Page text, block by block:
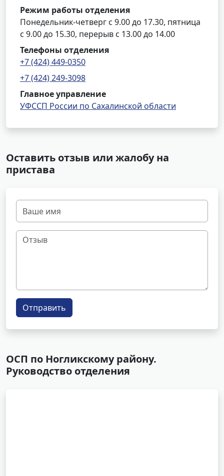
Режим работы отделения
Понедельник-четверг с 9.00 до 17.30, пятница
с 9.00 до 15.30, перерыв с 13.00 до 14.00
Телефоны отделения
+7 (424) 449-0350
+7 (424) 249-3098
Главное управление
УФССП России по Сахалинской области
Оставить отзыв или жалобу на
пристава
Отправить
ОСП по Ногликскому району.
Руководство отделения